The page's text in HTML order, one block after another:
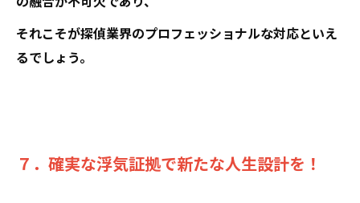
それこそが探偵業界のプロフェッショナルな対応といえ
るでしょう。
７．確実な浮気証拠で新たな人生設計を！